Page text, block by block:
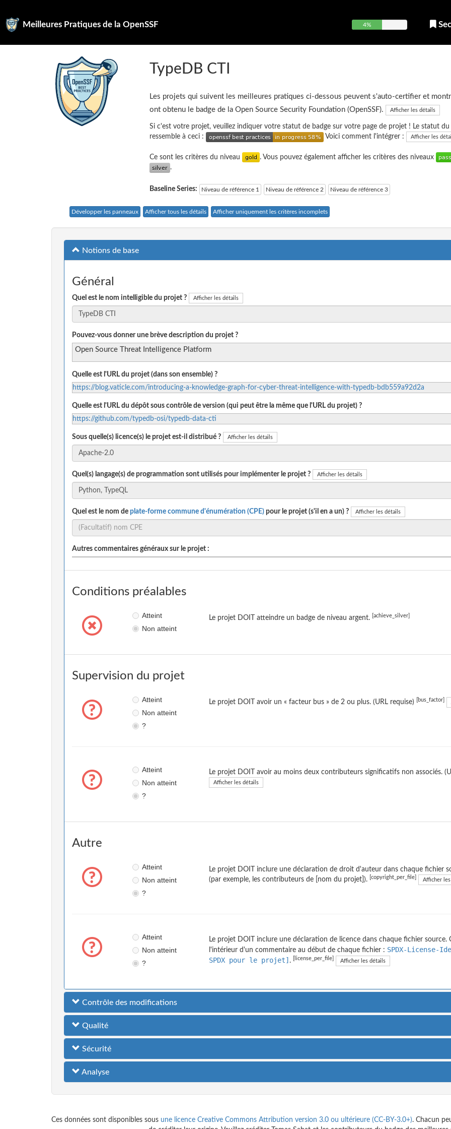
Meilleures Pratiques de la OpenSSF 4%
TypeDB CTI
Les projets qui suivent les meilleures pratiques ci-dessous peuvent s'auto-certifier et
ont obtenu le badge de la Open Source Security Foundation (OpenSSF).
Afficher les détails
Si c'est votre projet, veuillez indiquer votre statut de badge sur votre page de projet ! Le statut du
ressemble à ceci :
Voici comment l'intégrer : Afficher les
Ce sont les critères du niveau . Vous pouvez également afficher les critères des niveaux
.
Baseline Series: Niveau de référence 1 Niveau de référence 2 Niveau de référence 3
Développer les panneaux Afficher tous les détails Afficher uniquement les critères incomplets
Notions de base
Général
Quel est le nom intelligible du projet ? Afficher les détails
Pouvez-vous donner une brève description du projet ?
Open Source Threat Intelligence Platform
Quelle est l'URL du projet (dans son ensemble) ?
https://blog.vaticle.com/introducing-a-knowledge-graph-for-cyber-threat-intelligence-with-typedb-bdb559a92d2a
Quelle est l'URL du dépôt sous contrôle de version (qui peut être la même que l'URL du projet) ?
https://github.com/typedb-osi/typedb-data-cti
Sous quelle(s) licence(s) le projet est-il distribué ? Afficher les détails
Quel(s) langage(s) de programmation sont utilisés pour implémenter le projet ? Afficher les détails
Quel est le nom de plate-forme commune d'énumération (CPE) pour le projet (s'il en a un) ? Afficher les détails
Autres commentaires généraux sur le projet :
Conditions préalables
Atteint
Non atteint
Le projet DOIT atteindre un badge de niveau argent. [achieve_silver]
Supervision du projet
Atteint
Non atteint
?
Le projet DOIT avoir un « facteur bus » de 2 ou plus. (URL requise) [bus_factor]
Atteint
Non atteint
?
Le projet DOIT avoir au moins deux contributeurs significatifs non associés.
Afficher les détails
Autre
Atteint
Non atteint
?
Le projet DOIT inclure une déclaration de droit d'auteur dans chaque fichier
(par exemple, les contributeurs de [nom du projet]).
[copyright_per_file] Afficher
Atteint
Non atteint
?
Le projet DOIT inclure une déclaration de licence dans chaque fichier source.
l'intérieur d'un commentaire au début de chaque fichier : SPDX-
SPDX pour le projet] . [license_per_file] Afficher les détails
Contrôle des modifications
Qualité
Sécurité
Analyse
Ces données sont disponibles sous une licence Creative Commons Attribution version 3.0 ou ultérieure (CC-BY-3.0+). Chacun